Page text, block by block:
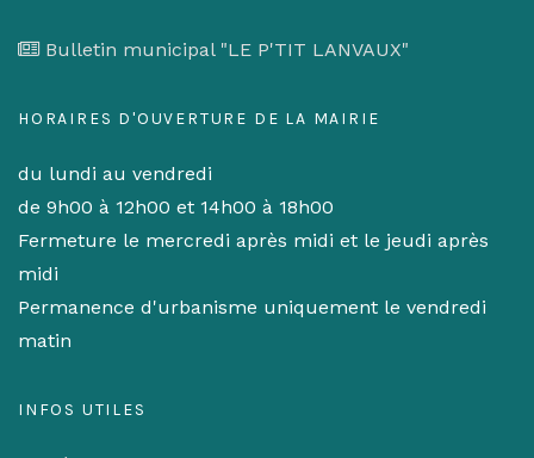
Bulletin municipal "LE P'TIT LANVAUX"
HORAIRES D'OUVERTURE DE LA MAIRIE
du lundi au vendredi
de 9h00 à 12h00 et 14h00 à 18h00
Fermeture le mercredi après midi et le jeudi après
midi
Permanence d'urbanisme uniquement le vendredi
matin
INFOS UTILES